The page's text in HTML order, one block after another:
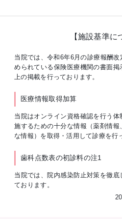
【施設基準に
当院では、令和6年6月の診療報酬
められている保険医療機関の書面掲
上の掲載を行っております。
医療情報取得加算
当院はオンライン資格確認を行う
施するための十分な情報（薬剤情
な情報）を取得・活用して診療を行
歯科点数表の初診料の注1
当院では、院内感染防止対策を徹
ております。